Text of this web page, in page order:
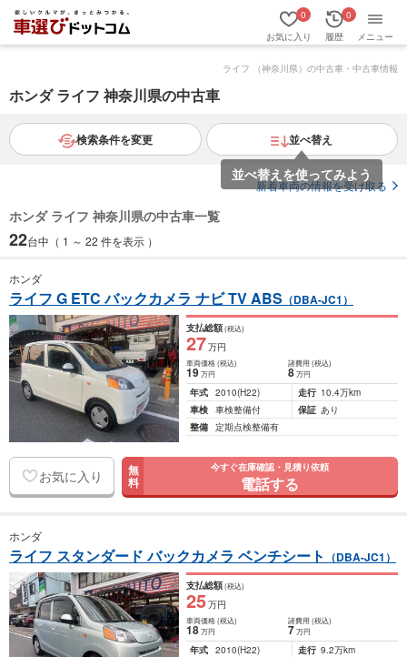
お気に入り
0
履歴
0
メニュー
ライフ （神奈川県）の中古車・中古車情報
ホンダ ライフ 神奈川県の中古車
検索条件を変更 並べ替え
新着車両の情報を受け取る
ホンダ ライフ 神奈川県の中古車一覧
22台中（ 1 ～ 22 件を表示 ）
ホンダ
ライフ G ETC バックカメラ ナビ TV ABS （DBA-JC1）
支払総額(税込)
27万円
車両価格(税込)
19万円
諸費用 (税込)
8 万円
年式 2010(H22) 走行 10.4万km
車検 車検整備付 保証 あり
整備 定期点検整備有
お気に入り 無
料
今すぐ在庫確認・見積り依頼
電話する
ホンダ
ライフ スタンダード バックカメラ ベンチシート （DBA-JC1）
支払総額(税込)
25万円
車両価格(税込)
18万円
諸費用 (税込)
7 万円
年式 2010(H22) 走行 9.2万km